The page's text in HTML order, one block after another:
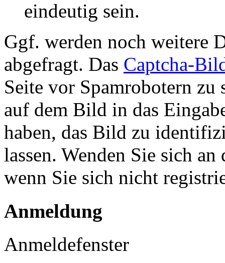
eindeutig sein.
Ggf. werden noch weitere
abgefragt. Das Captcha-
Seite vor Spamrobotern zu
auf dem Bild in das
haben, das Bild zu
lassen. Wenden Sie sich
wenn Sie sich nicht
Anmeldung
Anmeldefenster